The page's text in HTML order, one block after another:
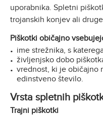
uporabnika. Spletni
trojanskih konjev ali
Piškotki običajno
ime strežnika, s
življenjsko dobo
vrednost, ki je običajno
edinstveno število.
Vrsta spletnih
Trajni piškotki